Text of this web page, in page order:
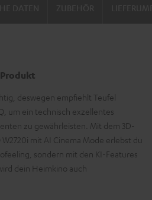
deswegen empfiehlt Teufel
um ein technisch exzellentes
zu gewährleisten. Mit dem 3D-
mit AI Cinema Mode erlebst du
sondern mit den KI-Features
dein Heimkino auch